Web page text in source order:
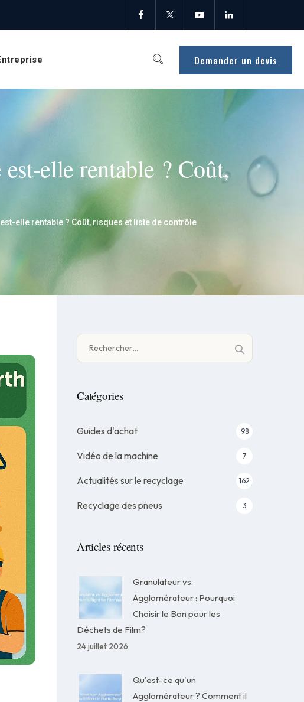
Demander un devis
elle rentable ? Coût,
elle rentable ? Coût, risques et liste de contrôle
Catégories
Guides d'achat 98
Vidéo de la machine 7
Actualités sur le recyclage 162
Recyclage des pneus 3
Articles récents
Granulateur vs.
Agglomérateur : Pourquoi
Choisir le Bon pour les
Déchets de Film?
24 juillet 2026
Qu'est-ce qu'un
Agglomérateur ? Comment il